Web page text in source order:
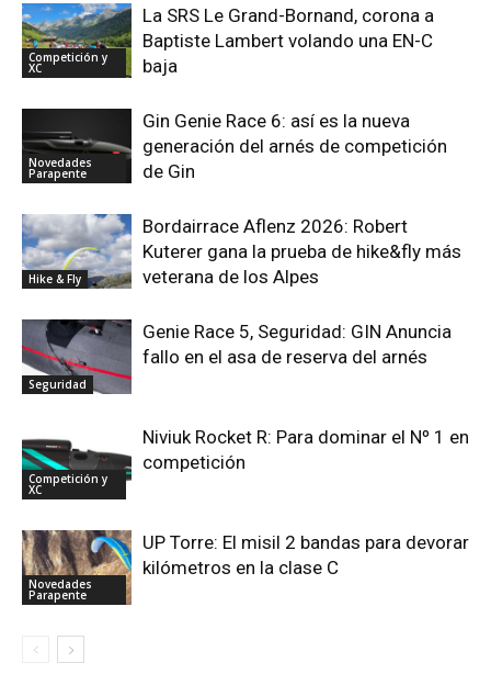
Competición y
XC
La SRS Le Grand-Bornand, corona a
Baptiste Lambert volando una EN-C
baja
Novedades
Parapente
Gin Genie Race 6: así es la nueva
generación del arnés de competición
de Gin
Hike & Fly
Bordairrace Aflenz 2026: Robert
Kuterer gana la prueba de hike&fly más
veterana de los Alpes
Seguridad
Genie Race 5, Seguridad: GIN Anuncia
fallo en el asa de reserva del arnés
Competición y
XC
Niviuk Rocket R: Para dominar el Nº 1 en
competición
Novedades
Parapente
UP Torre: El misil 2 bandas para devorar
kilómetros en la clase C